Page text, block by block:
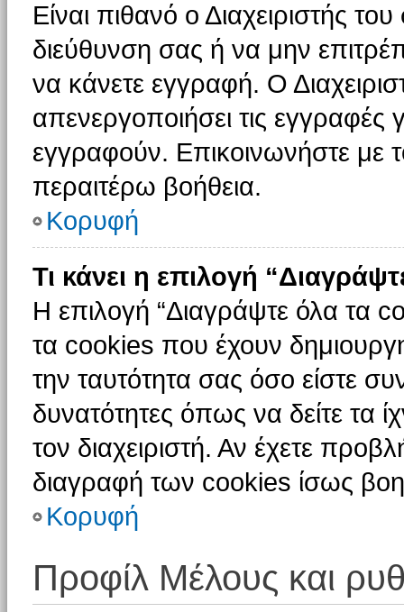
Είναι πιθανό ο Διαχειριστής
διεύθυνση σας ή να μην
να κάνετε εγγραφή. Ο
απενεργοποιήσει τις εγγραφές
εγγραφούν. Επικοινωνήστε με
περαιτέρω βοήθεια.
Κορυφή
Τι κάνει η επιλογή
Η επιλογή “Διαγράψτε όλα τα
τα cookies που έχουν
την ταυτότητα σας όσο είστε
δυνατότητες όπως να δείτε τα
τον διαχειριστή. Αν έχετε
διαγραφή των cookies ίσως
Κορυφή
Προφίλ Μέλους και